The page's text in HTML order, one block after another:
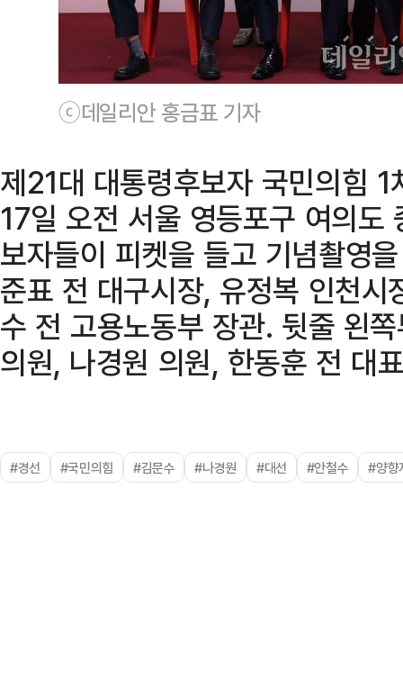
ⓒ데일리안 홍금표 기자
제21대 대통령후보자 국민의힘
17일 오전 서울 영등포구 여의도
보자들이 피켓을 들고 기념촬영
준표 전 대구시장, 유정복 인천
수 전 고용노동부 장관. 뒷줄 왼
의원, 나경원 의원, 한동훈 전 대
#경선 #국민의힘 #김문수 #나경원 #대선 #안철수 #양향